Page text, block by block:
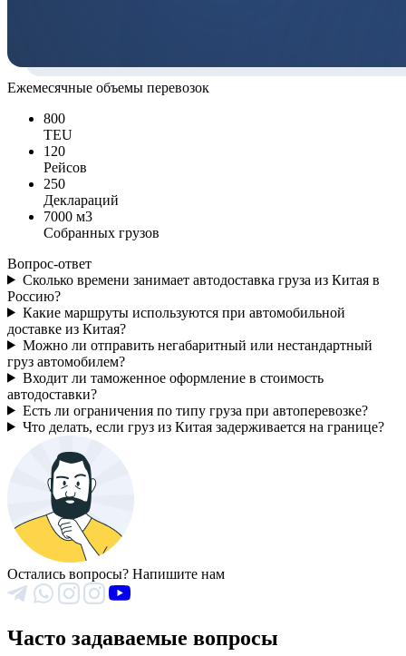
Ежемесячные объемы перевозок
800
TEU
120
Рейсов
250
Деклараций
7000 м3
Собранных грузов
Вопрос-ответ
Сколько времени занимает автодоставка груза из Китая в
Россию?
Какие маршруты используются при автомобильной
доставке из Китая?
Можно ли отправить негабаритный или нестандартный
груз автомобилем?
Входит ли таможенное оформление в стоимость
автодоставки?
Есть ли ограничения по типу груза при автоперевозке?
Что делать, если груз из Китая задерживается на границе?
Остались вопросы? Напишите нам
Часто задаваемые вопросы